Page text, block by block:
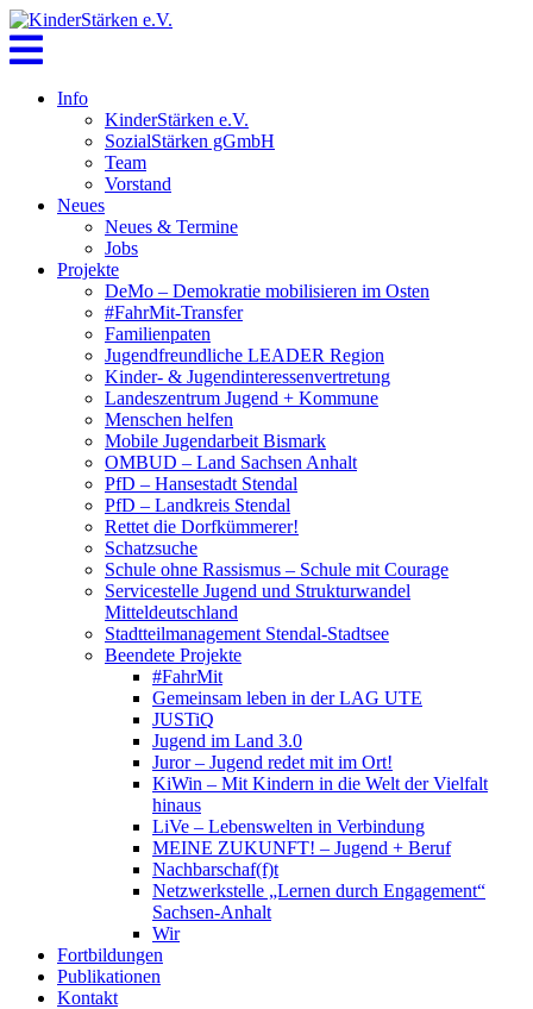
Skip
to
content
Info
KinderStärken e.V.
SozialStärken gGmbH
Team
Vorstand
Neues
Neues & Termine
Jobs
Projekte
DeMo – Demokratie mobilisieren im Osten
#FahrMit-Transfer
Familienpaten
Jugendfreundliche LEADER Region
Kinder- & Jugendinteressenvertretung
Landeszentrum Jugend + Kommune
Menschen helfen
Mobile Jugendarbeit Bismark
OMBUD – Land Sachsen Anhalt
PfD – Hansestadt Stendal
PfD – Landkreis Stendal
Rettet die Dorfkümmerer!
Schatzsuche
Schule ohne Rassismus – Schule mit Courage
Servicestelle Jugend und Strukturwandel
Mitteldeutschland
Stadtteilmanagement Stendal-Stadtsee
Beendete Projekte
#FahrMit
Gemeinsam leben in der LAG UTE
JUSTiQ
Jugend im Land 3.0
Juror – Jugend redet mit im Ort!
KiWin – Mit Kindern in die Welt der Vielfalt
hinaus
LiVe – Lebenswelten in Verbindung
MEINE ZUKUNFT! – Jugend + Beruf
Nachbarschaf(f)t
Netzwerkstelle „Lernen durch Engagement“
Sachsen-Anhalt
Wir
Fortbildungen
Publikationen
Kontakt